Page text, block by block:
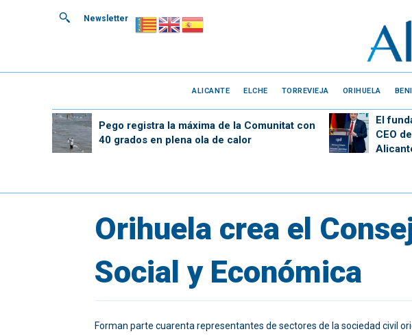
Newsletter
ALICANTE ELCHE TORREVIEJA ORIHUELA
Pego registra la máxima de la Comunitat con
40 grados en plena ola de calor
El
CEO
Orihuela crea el
Social y Económica
Forman parte cuarenta representantes de sectores de la sociedad civil